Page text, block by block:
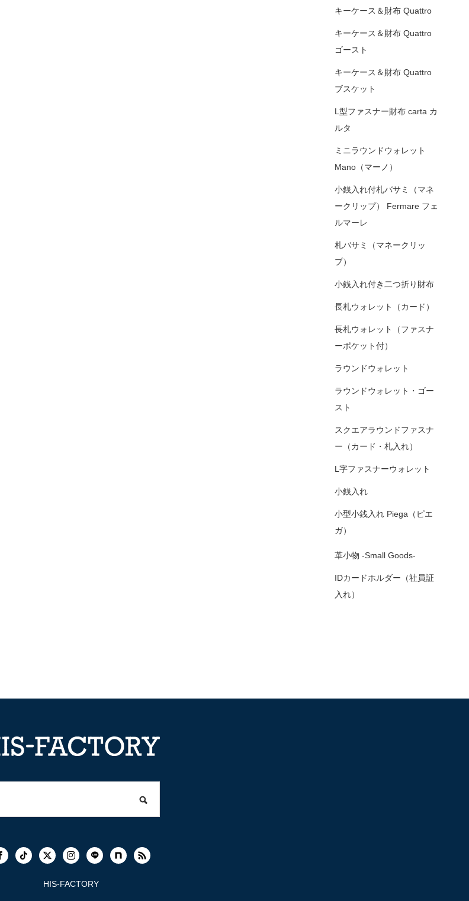
キーケース＆財布 Quattro
キーケース＆財布 Quattro
ゴースト
キーケース＆財布 Quattro
ブスケット
L型ファスナー財布 carta カ
ルタ
ミニラウンドウォレット
Mano（マーノ）
小銭入れ付札バサミ（マネ
ークリップ） Fermare フェ
ルマーレ
札バサミ（マネークリッ
プ）
小銭入れ付き二つ折り財布
長札ウォレット（カード）
長札ウォレット（ファスナ
ーポケット付）
ラウンドウォレット
ラウンドウォレット・ゴー
スト
スクエアラウンドファスナ
ー（カード・札入れ）
L字ファスナーウォレット
小銭入れ
小型小銭入れ Piega（ピエ
ガ）
革小物 -Small Goods-
IDカードホルダー（社員証
入れ）
HIS-FACTORY